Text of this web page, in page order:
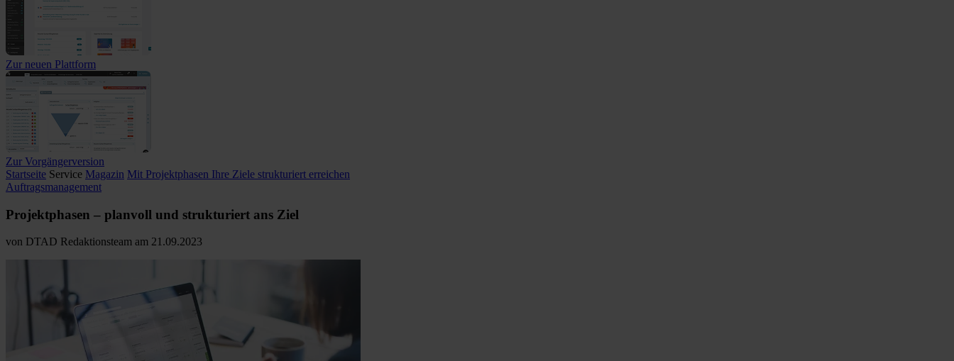
Zur neuen Plattform
Zur Vorgängerversion
Startseite Service Magazin Mit Projektphasen Ihre Ziele strukturiert erreichen
Auftragsmanagement
Projektphasen – planvoll und strukturiert ans Ziel
von DTAD Redaktionsteam am 21.09.2023